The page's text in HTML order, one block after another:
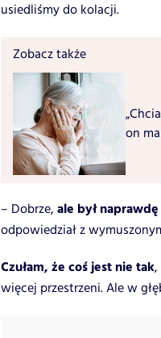
usiedliśmy do kolacji.
Zobacz także
on
– Dobrze, ale był
odpowiedział z
Czułam, że coś jest nie tak,
więcej przestrzeni. Ale w